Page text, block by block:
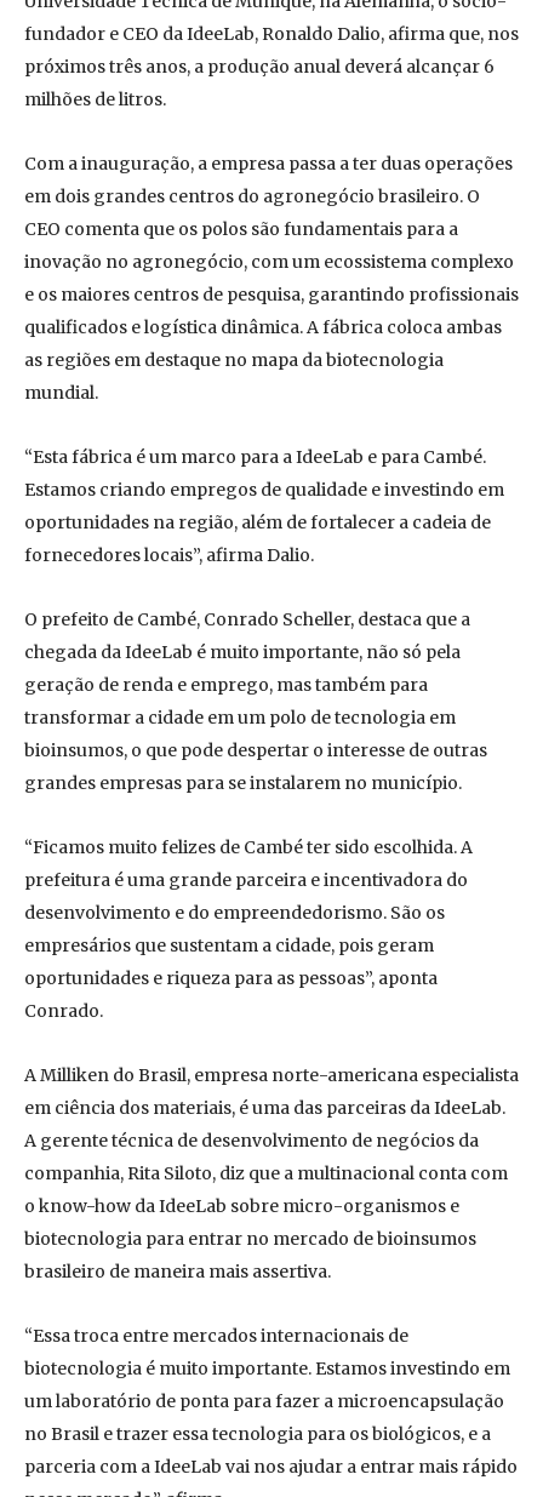
fundador e CEO da IdeeLab, Ronaldo Dalio, afirma que, nos
próximos três anos, a produção anual deverá alcançar 6
milhões de litros.
Com a inauguração, a empresa passa a ter duas operações
em dois grandes centros do agronegócio brasileiro. O
CEO comenta que os polos são fundamentais para a
inovação no agronegócio, com um ecossistema complexo
e os maiores centros de pesquisa, garantindo profissionais
qualificados e logística dinâmica. A fábrica coloca ambas
as regiões em destaque no mapa da biotecnologia
mundial.
“Esta fábrica é um marco para a IdeeLab e para Cambé.
Estamos criando empregos de qualidade e investindo em
oportunidades na região, além de fortalecer a cadeia de
fornecedores locais”, afirma Dalio.
O prefeito de Cambé, Conrado Scheller, destaca que a
chegada da IdeeLab é muito importante, não só pela
geração de renda e emprego, mas também para
transformar a cidade em um polo de tecnologia em
bioinsumos, o que pode despertar o interesse de outras
grandes empresas para se instalarem no município.
“Ficamos muito felizes de Cambé ter sido escolhida. A
prefeitura é uma grande parceira e incentivadora do
desenvolvimento e do empreendedorismo. São os
empresários que sustentam a cidade, pois geram
oportunidades e riqueza para as pessoas”, aponta
Conrado.
A Milliken do Brasil, empresa norte-americana especialista
em ciência dos materiais, é uma das parceiras da IdeeLab.
A gerente técnica de desenvolvimento de negócios da
companhia, Rita Siloto, diz que a multinacional conta com
o know-how da IdeeLab sobre micro-organismos e
biotecnologia para entrar no mercado de bioinsumos
brasileiro de maneira mais assertiva.
“Essa troca entre mercados internacionais de
biotecnologia é muito importante. Estamos investindo em
um laboratório de ponta para fazer a microencapsulação
no Brasil e trazer essa tecnologia para os biológicos, e a
parceria com a IdeeLab vai nos ajudar a entrar mais rápido